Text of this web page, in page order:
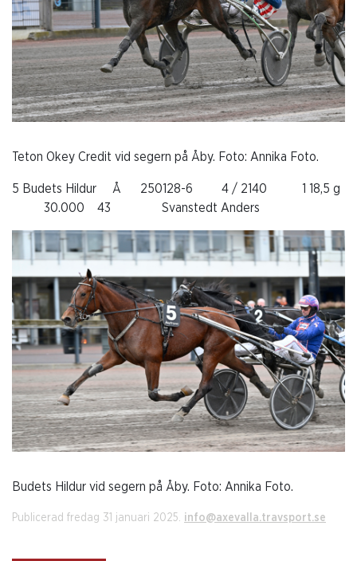
Teton Okey Credit vid segern på Åby. Foto: Annika Foto.
5 Budets Hildur Å 250128-6 4 / 2140 1 18,5 g
30.000 43 Svanstedt Anders
Budets Hildur vid segern på Åby. Foto: Annika Foto.
Publicerad fredag 31 januari 2025. info@axevalla.travsport.se